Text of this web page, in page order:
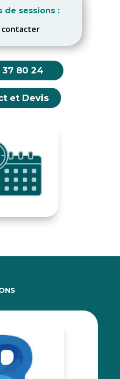
de sessions :
contacter
37 80 24
et Devis